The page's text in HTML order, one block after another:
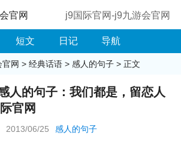
官网 j9国际官网-j9九游会官网
短文 日记 导航
网 > 经典话语> 感人的句子> 正文
人的句子：我们都是，留恋人
官网
2013/06/25 感人的句子